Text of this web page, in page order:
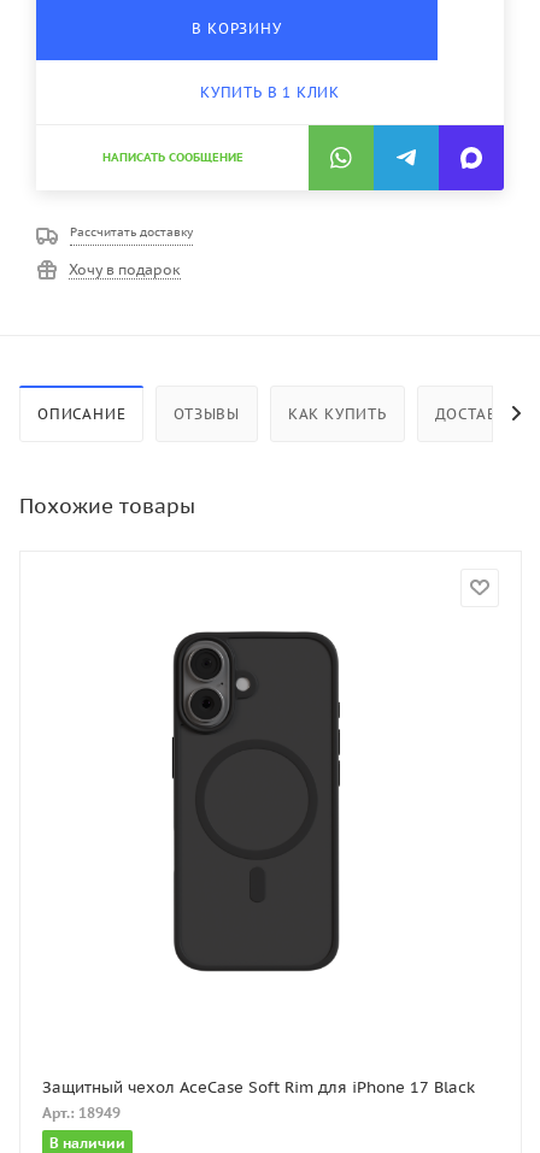
В КОРЗИНУ
КУПИТЬ В 1 КЛИК
НАПИСАТЬ СООБЩЕНИЕ
Рассчитать доставку
Хочу в подарок
ОПИСАНИЕ ОТЗЫВЫ КАК КУПИТЬ ДОСТАВКА
Похожие товары
Защитный чехол AceCase Soft Rim для iPhone 17 Black
Арт.: 18949
В наличии